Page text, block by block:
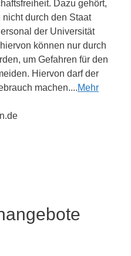
Dazu gehört,
durch den Staat
der Universität
können nur durch
um Gefahren für den
Hiervon darf der
machen....Mehr